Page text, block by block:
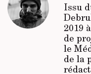
Issu
2019
de
le
de la